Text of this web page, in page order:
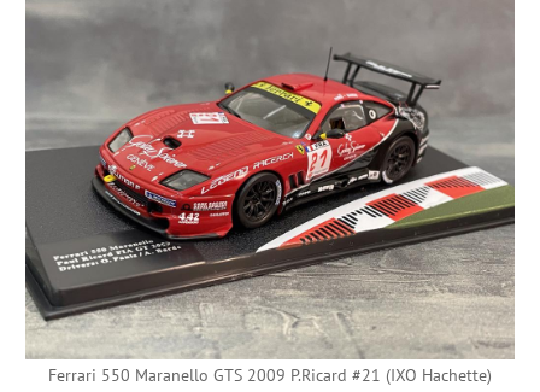
Ferrari 550 Maranello GTS 2009 P.Ricard #21 (IXO Hachette)